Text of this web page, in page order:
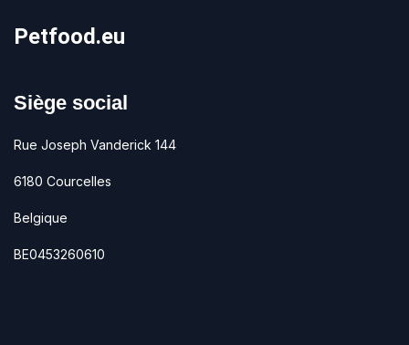
Petfood.eu
Siège social
Rue Joseph Vanderick 144
6180 Courcelles
Belgique
BE0453260610